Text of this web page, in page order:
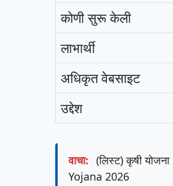
कोणी सुरू केली
लाभार्थी
अधिकृत वेबसाइट
उद्देश
वाचा: (लिस्ट) कृषी
Yojana 2026